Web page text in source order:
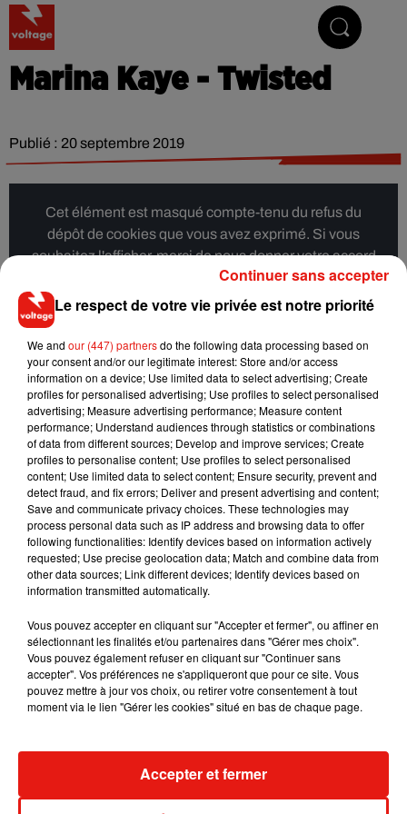
Marina Kaye - Twisted
Publié : 20 septembre 2019
Cet élément est masqué compte-tenu du refus du
dépôt de cookies que vous avez exprimé. Si vous
souhaitez l'afficher, merci de nous donner votre accord
en cliquant sur le bouton ci-dessous.
Musique
7 août 2026
RÜFÜS DU SOL annonce un nouvel
album après sa tournée mondiale
7 août 2026
Angèle et
Le respect de votre vie privée est notre priorité
We and our (447) partnersdo the following data processing based on
your consent and/or our legitimate interest: Store and/or access
information on a device; Use limited data to select advertising; Create
profiles for personalised advertising; Use profiles to select personalised
advertising; Measure advertising performance; Measure content
performance; Understand audiences through statistics or combinations
of data from different sources; Develop and improve services; Create
profiles to personalise content; Use profiles to select personalised
content; Use limited data to select content; Ensure security, prevent and
detect fraud, and fix errors; Deliver and present advertising and content;
Save and communicate privacy choices. These technologies may
process personal data such as IP address and browsing data to offer
following functionalities: Identify devices based on information actively
requested; Use precise geolocation data; Match and combine data from
other data sources; Link different devices; Identify devices based on
information transmitted automatically.
Vous pouvez accepter en cliquant sur "Accepter et fermer", ou affiner en
sélectionnant les finalités et/ou partenaires dans "Gérer mes choix".
Vous pouvez également refuser en cliquant sur "Continuer sans
accepter". Vos préférences ne s'appliqueront que pour ce site. Vous
pouvez mettre à jour vos choix, ou retirer votre consentement à tout
moment via le lien "Gérer les cookies" situé en bas de chaque page.
Accepter et fermer
Continuer sans accepter